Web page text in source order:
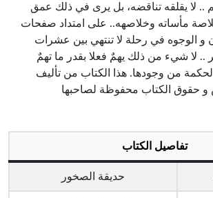
.. لا يقلقه تناقضه، بل يرى في ذلك عمق
مأساته وخلاصهه.. على امتداد صفحات
و الوجوه في رحلة لا تنتهي بين عشرات
.. لا شيء من ذلك يهمٌ فعلا بقدر ما تهمٌ
من وجودها. هذا الكتاب من تأليف
و حقوق الكتاب محفوظة لصاحبها
تفاصيل الكتاب
حديقة الصخور